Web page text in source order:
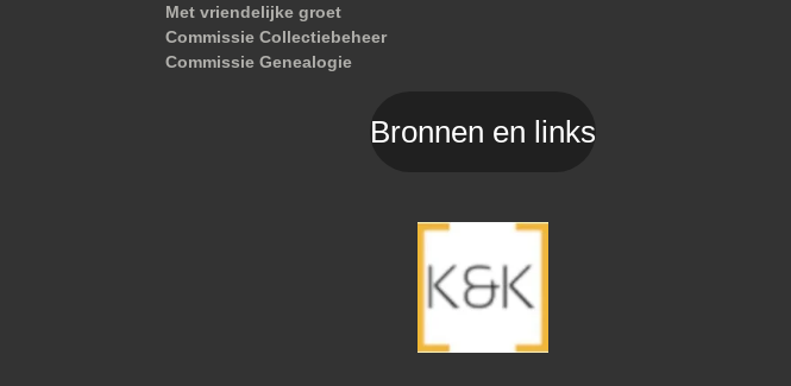
Met vriendelijke groet
Commissie Collectiebeheer
Commissie Genealogie
Bronnen en links